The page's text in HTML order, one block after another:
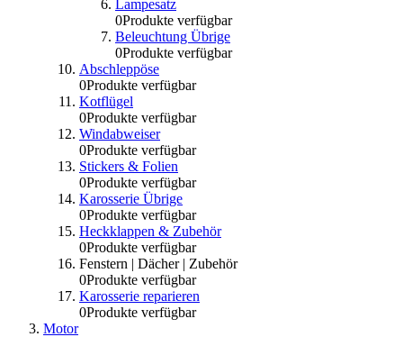
Lampesatz
0Produkte verfügbar
Beleuchtung Übrige
0Produkte verfügbar
Abschleppöse
0Produkte verfügbar
Kotflügel
0Produkte verfügbar
Windabweiser
0Produkte verfügbar
Stickers & Folien
0Produkte verfügbar
Karosserie Übrige
0Produkte verfügbar
Heckklappen & Zubehör
0Produkte verfügbar
Fenstern | Dächer | Zubehör
0Produkte verfügbar
Karosserie reparieren
0Produkte verfügbar
Motor